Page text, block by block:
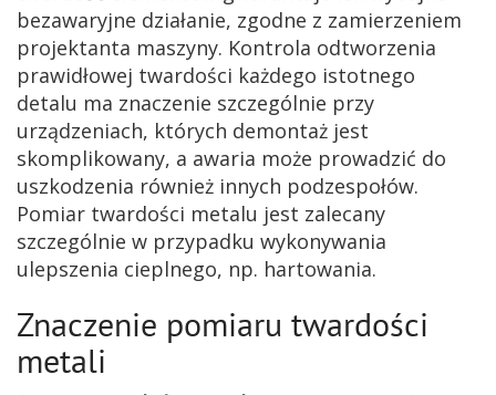
bezawaryjne działanie, zgodne z zamierzeniem
projektanta maszyny. Kontrola odtworzenia
prawidłowej twardości każdego istotnego
detalu ma znaczenie szczególnie przy
urządzeniach, których demontaż jest
skomplikowany, a awaria może prowadzić do
uszkodzenia również innych podzespołów.
Pomiar twardości metalu jest zalecany
szczególnie w przypadku wykonywania
ulepszenia cieplnego, np. hartowania.
Znaczenie pomiaru twardości
metali